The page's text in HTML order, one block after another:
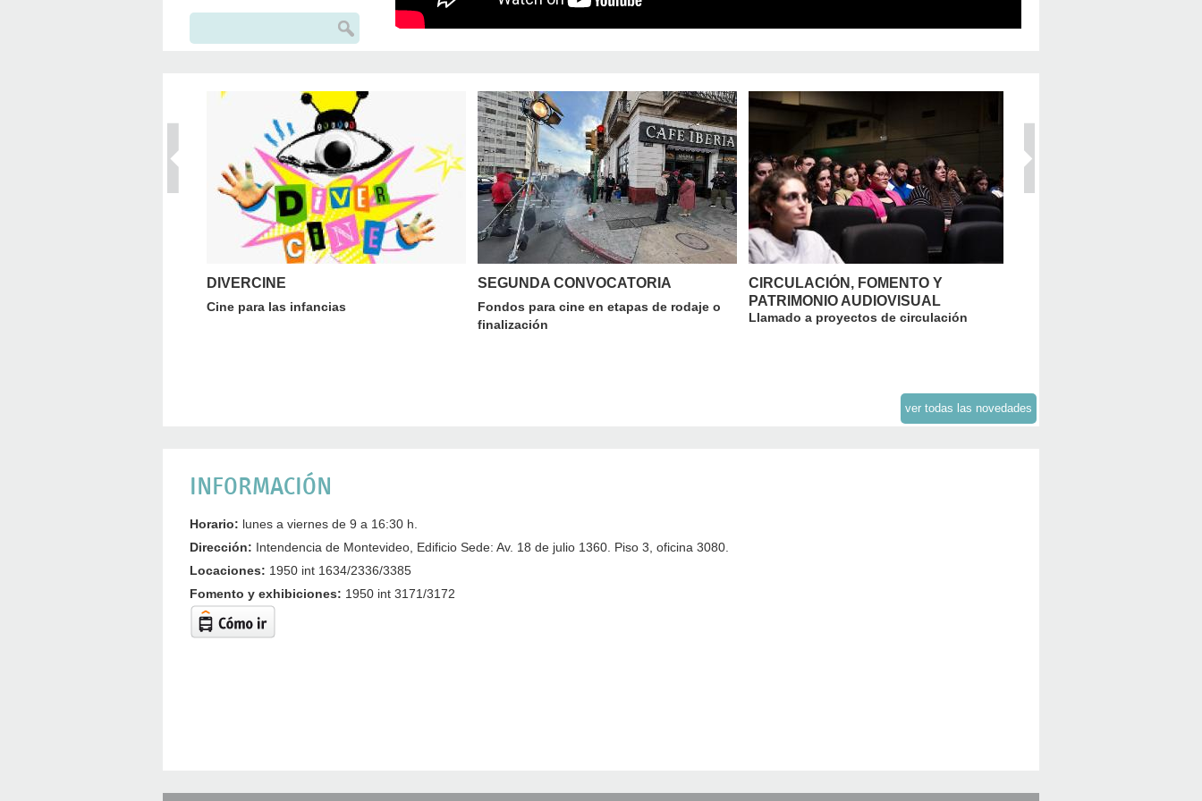
Formulario de búsqueda
Buscar
DIVERCINE
Cine para las infancias
SEGUNDA CONVOCATORIA
Fondos para cine en etapas de rodaje o
finalización
CIRCULACIÓN, FOMENTO Y
PATRIMONIO AUDIOVISUAL
Llamado a proyectos de circulación
ver todas las novedades
INFORMACIÓN
Horario: lunes a viernes de 9 a 16:30 h.
Dirección: Intendencia de Montevideo, Edificio Sede: Av. 18 de julio 1360. Piso 3, oficina 3080.
Locaciones: 1950 int 1634/2336/3385
Fomento y exhibiciones: 1950 int 3171/3172